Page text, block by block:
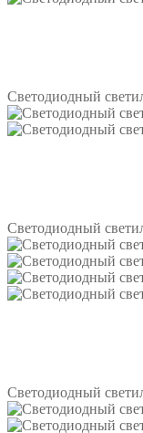
Светодиодный
Светодиодный
Светодиодный